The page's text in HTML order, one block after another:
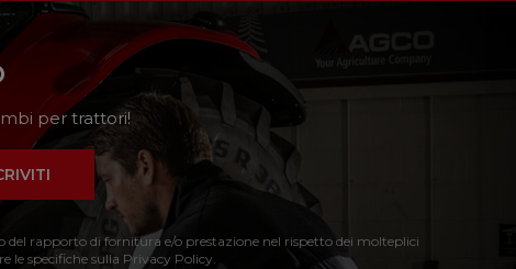
per trattori!
del rapporto di fornitura e/o prestazione nel rispetto dei molteplici
le specifiche sulla Privacy Policy.